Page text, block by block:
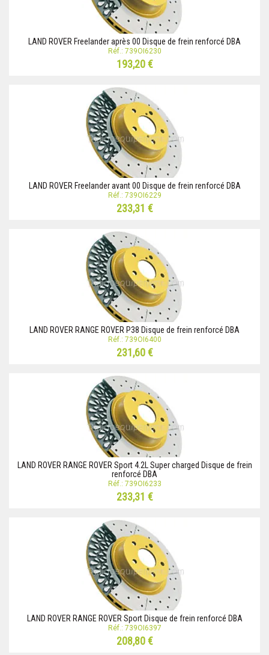
LAND ROVER Freelander après 00 Disque de frein renforcé DBA
Réf.: 739OI6230
193,20 €
LAND ROVER Freelander avant 00 Disque de frein renforcé DBA
Réf.: 739OI6229
233,31 €
LAND ROVER RANGE ROVER P38 Disque de frein renforcé DBA
Réf.: 739OI6400
231,60 €
LAND ROVER RANGE ROVER Sport 4.2L Super charged Disque de frein
renforcé DBA
Réf.: 739OI6233
233,31 €
LAND ROVER RANGE ROVER Sport Disque de frein renforcé DBA
Réf.: 739OI6397
208,80 €